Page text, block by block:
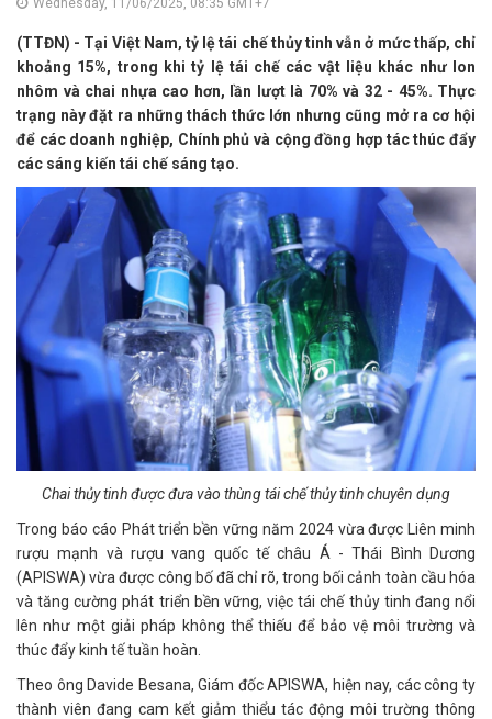
Wednesday, 11/06/2025, 08:35 GMT+7
(TTĐN) - Tại Việt Nam, tỷ lệ tái chế thủy tinh vẫn ở mức thấp, chỉ
khoảng 15%, trong khi tỷ lệ tái chế các vật liệu khác như lon
nhôm và chai nhựa cao hơn, lần lượt là 70% và 32 - 45%. Thực
trạng này đặt ra những thách thức lớn nhưng cũng mở ra cơ hội
để các doanh nghiệp, Chính phủ và cộng đồng hợp tác thúc đẩy
các sáng kiến tái chế sáng tạo.
Chai thủy tinh được đưa vào thùng tái chế thủy tinh chuyên dụng
Trong báo cáo Phát triển bền vững năm 2024 vừa được Liên minh
rượu mạnh và rượu vang quốc tế châu Á - Thái Bình Dương
(APISWA) vừa được công bố đã chỉ rõ, trong bối cảnh toàn cầu hóa
và tăng cường phát triển bền vững, việc tái chế thủy tinh đang nổi
lên như một giải pháp không thể thiếu để bảo vệ môi trường và
thúc đẩy kinh tế tuần hoàn.
Theo ông Davide Besana, Giám đốc APISWA, hiện nay, các công ty
thành viên đang cam kết giảm thiểu tác động môi trường thông